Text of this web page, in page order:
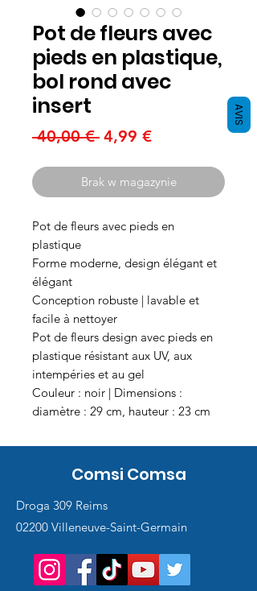
Pot de fleurs avec
pieds en plastique,
bol rond avec
insert
40,00 € Regularna
4,99 €Cena
Brak w magazynie
Pot de fleurs avec pieds en
plastique
Forme moderne, design élégant et
élégant
Conception robuste | lavable et
facile à nettoyer
Pot de fleurs design avec pieds en
plastique résistant aux UV, aux
intempéries et au gel
Couleur : noir | Dimensions :
diamètre : 29 cm, hauteur : 23 cm
Comsi Comsa
Droga 309 Reims
02200 Villeneuve-Saint-Germain
AVIS